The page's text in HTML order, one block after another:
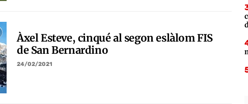
Àxel Esteve, cinqué al segon eslàlom FIS
de San Bernardino
24/02/2021